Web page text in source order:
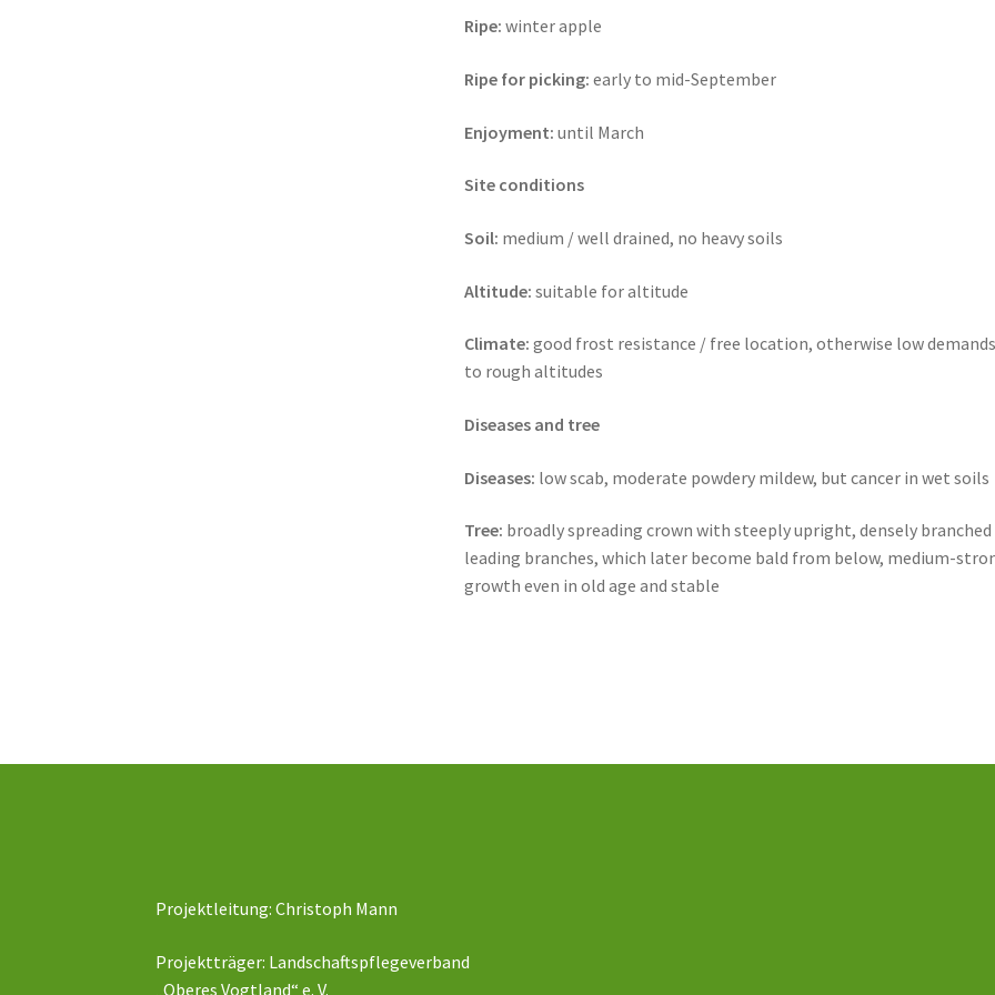
Ripe: winter apple
Ripe for picking: early to mid-September
Enjoyment: until March
Site conditions
Soil: medium / well drained, no heavy soils
Altitude: suitable for altitude
Climate: good frost resistance / free location, otherwise low
to rough altitudes
Diseases and tree
Diseases: low scab, moderate powdery mildew, but cancer in wet soils
Tree: broadly spreading crown with steeply upright, densely branched
leading branches, which later become bald from below, medium-
growth even in old age and stable
Projektleitung: Christoph Mann
Projektträger: Landschaftspflegeverband
„Oberes Vogtland“ e. V.